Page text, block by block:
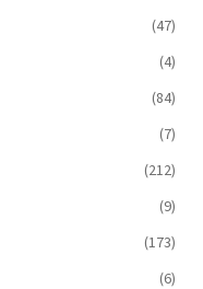
(47)
(4)
(84)
(7)
(212)
(9)
(173)
(6)